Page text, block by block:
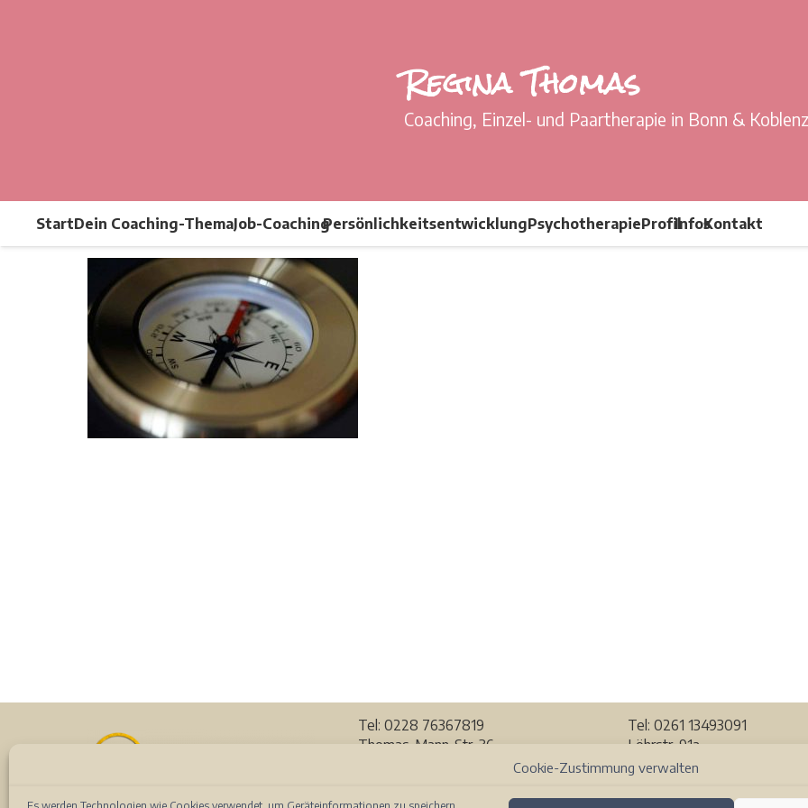
Cookie-Zustimmung verwalten
Regina Thomas
Coaching, Einzel- und Paartherapie in Bonn & Koblenz
StartDein Coaching-ThemaJob-CoachingPersönlichkeitsentwicklungPsychotherapieProfilInfosKontakt
Tel: 0228 76367819
Thomas-Mann-Str. 36
Tel: 0261 13493091
Löhrstr. 91a
56068 Koblenz